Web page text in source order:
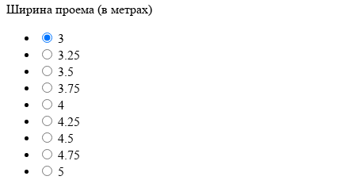
Ширина проема (в метрах)
3
3.25
3.5
3.75
4
4.25
4.5
4.75
5